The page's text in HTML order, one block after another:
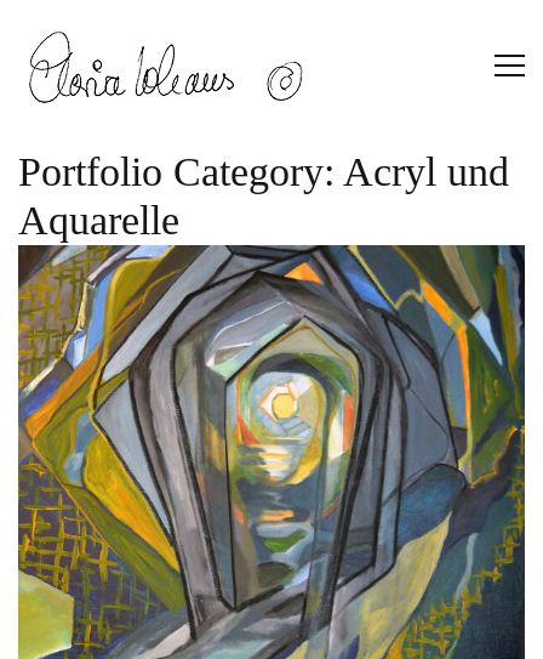
Portfolio Category: Acryl und
Aquarelle